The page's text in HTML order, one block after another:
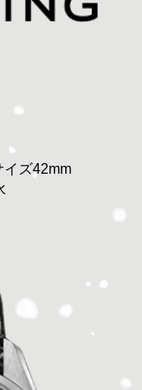
イズ42mm